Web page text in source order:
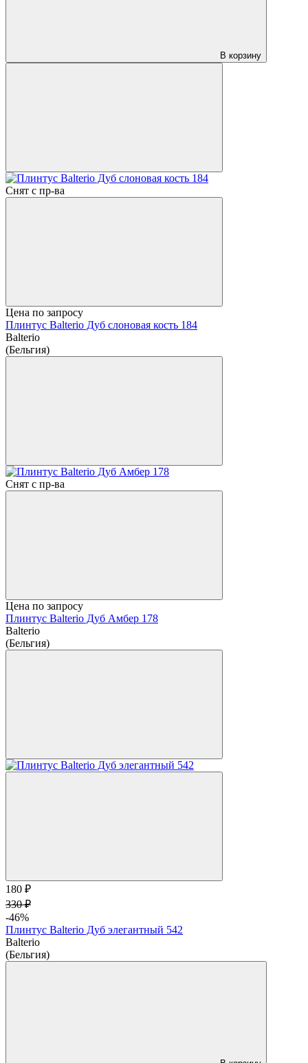
В корзину
Снят с пр-ва
Цена по запросу
Плинтус Balterio Дуб слоновая кость 184
Balterio
(Бельгия)
Снят с пр-ва
Цена по запросу
Плинтус Balterio Дуб Амбер 178
Balterio
(Бельгия)
180 ₽
330 ₽
-46%
Плинтус Balterio Дуб элегантный 542
Balterio
(Бельгия)